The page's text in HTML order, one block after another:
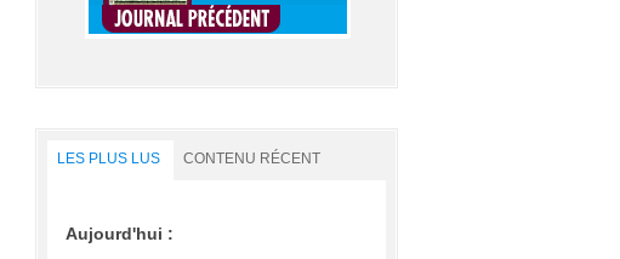
LES PLUS LUS CONTENU RÉCENT
Aujourd'hui :